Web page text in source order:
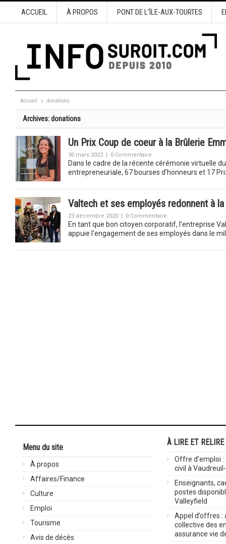
ACCUEIL À PROPOS PONT DE L’ÎLE-AUX-TOURTES
Accueil donations
Archives:donations
Un Prix Coup de coeur à la Brûlerie
30 mars 2022 | 0 Commentaire
Dans le cadre de la récente cérémonie virtuelle
entrepreneuriale, 67 bourses d’honneurs et 17
Valtech et ses employés redonnent à
23 décembre 2020 | 0 Commentaire
En tant que bon citoyen corporatif, l’entreprise
appuie l’engagement de ses employés dans le
Menu du site
À propos
Affaires/Finance
Culture
Emploi
Tourisme
Avis de décès
À LIRE ET RELIRE
Offre d’emploi
civil à
Enseignants,
postes
Valleyfield
Appel d’offres :
collective des
assurance vie